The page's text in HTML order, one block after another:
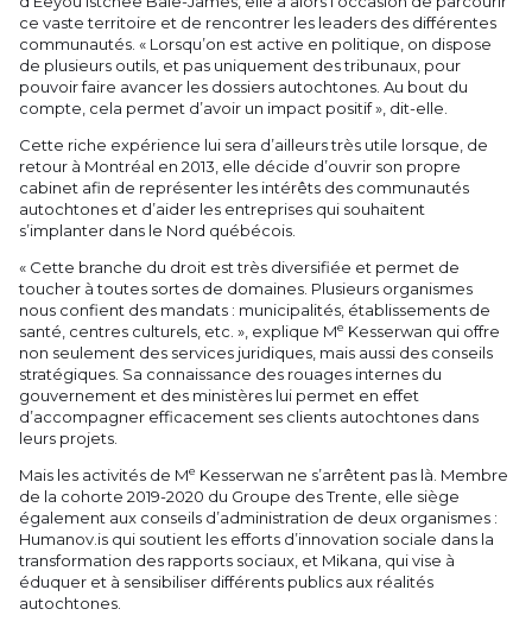
ce vaste territoire et de rencontrer les leaders des différentes
communautés. « Lorsqu’on est active en politique, on dispose
de plusieurs outils, et pas uniquement des tribunaux, pour
pouvoir faire avancer les dossiers autochtones. Au bout du
compte, cela permet d’avoir un impact positif », dit-elle.
Cette riche expérience lui sera d’ailleurs très utile lorsque, de
retour à Montréal en 2013, elle décide d’ouvrir son propre
cabinet afin de représenter les intérêts des communautés
autochtones et d’aider les entreprises qui souhaitent
s’implanter dans le Nord québécois.
« Cette branche du droit est très diversifiée et permet de
toucher à toutes sortes de domaines. Plusieurs organismes
nous confient des mandats : municipalités, établissements de
santé, centres culturels, etc. », explique Me Kesserwan qui offre
non seulement des services juridiques, mais aussi des conseils
stratégiques. Sa connaissance des rouages internes du
gouvernement et des ministères lui permet en effet
d’accompagner efficacement ses clients autochtones dans
leurs projets.
Mais les activités de Me Kesserwan ne s’arrêtent pas là. Membre
de la cohorte 2019-2020 du Groupe des Trente, elle siège
également aux conseils d’administration de deux organismes :
Humanov.is qui soutient les efforts d’innovation sociale dans la
transformation des rapports sociaux, et Mikana, qui vise à
éduquer et à sensibiliser différents publics aux réalités
autochtones.